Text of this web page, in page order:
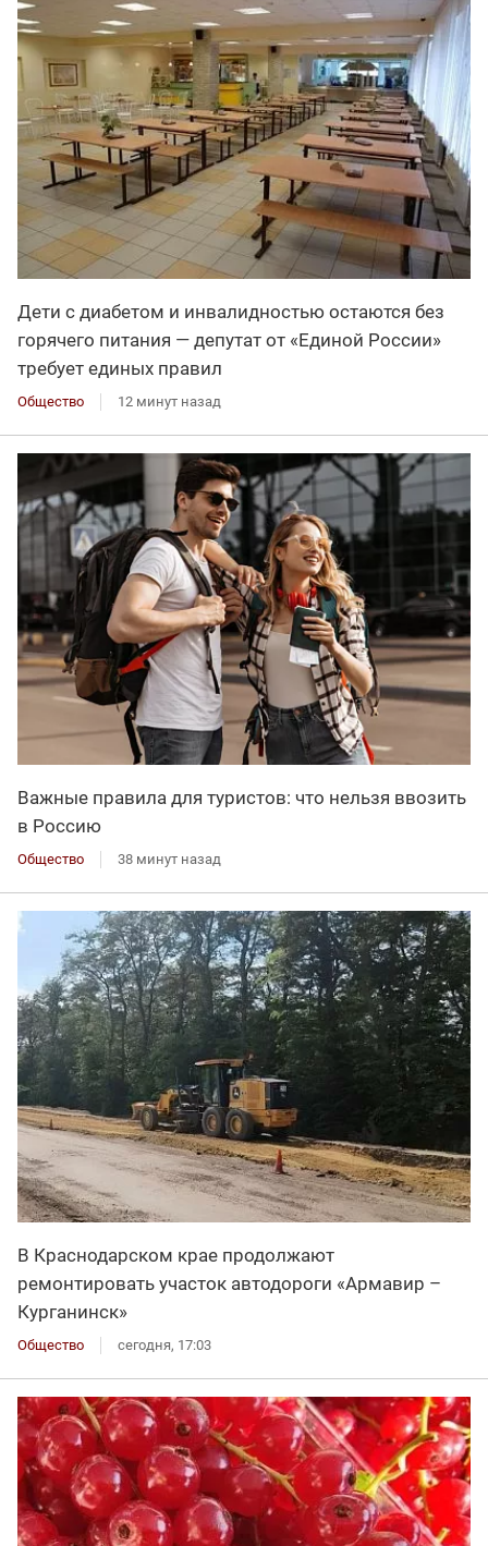
Дети с диабетом и инвалидностью остаются без
горячего питания — депутат от «Единой России»
требует единых правил
Общество 12 минут назад
Важные правила для туристов: что нельзя ввозить
в Россию
Общество 38 минут назад
В Краснодарском крае продолжают
ремонтировать участок автодороги «Армавир –
Курганинск»
Общество сегодня, 17:03